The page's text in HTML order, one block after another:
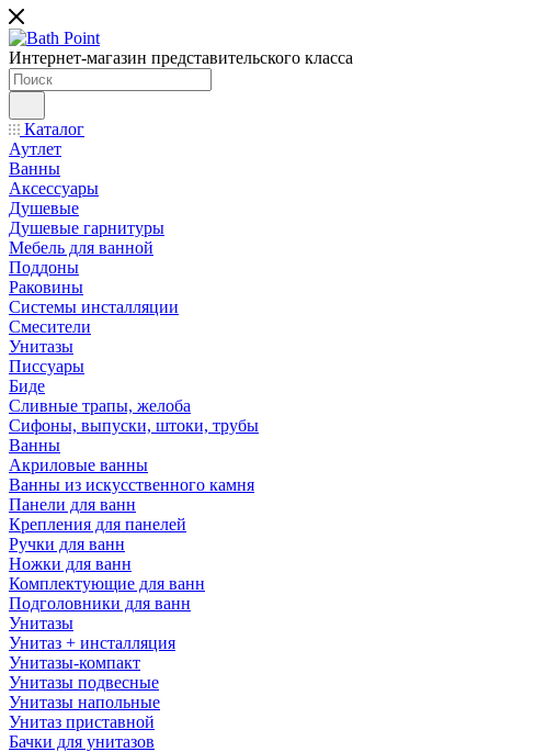
Интернет-магазин представительского класса
Каталог
Аутлет
Ванны
Аксессуары
Душевые
Душевые гарнитуры
Мебель для ванной
Поддоны
Раковины
Системы инсталляции
Смесители
Унитазы
Писсуары
Биде
Сливные трапы, желоба
Сифоны, выпуски, штоки, трубы
Ванны
Акриловые ванны
Ванны из искусственного камня
Панели для ванн
Крепления для панелей
Ручки для ванн
Ножки для ванн
Комплектующие для ванн
Подголовники для ванн
Унитазы
Унитаз + инсталляция
Унитазы-компакт
Унитазы подвесные
Унитазы напольные
Унитаз приставной
Бачки для унитазов